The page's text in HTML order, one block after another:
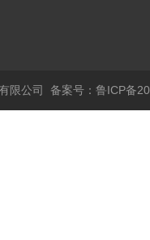
限公司 备案号：鲁ICP备